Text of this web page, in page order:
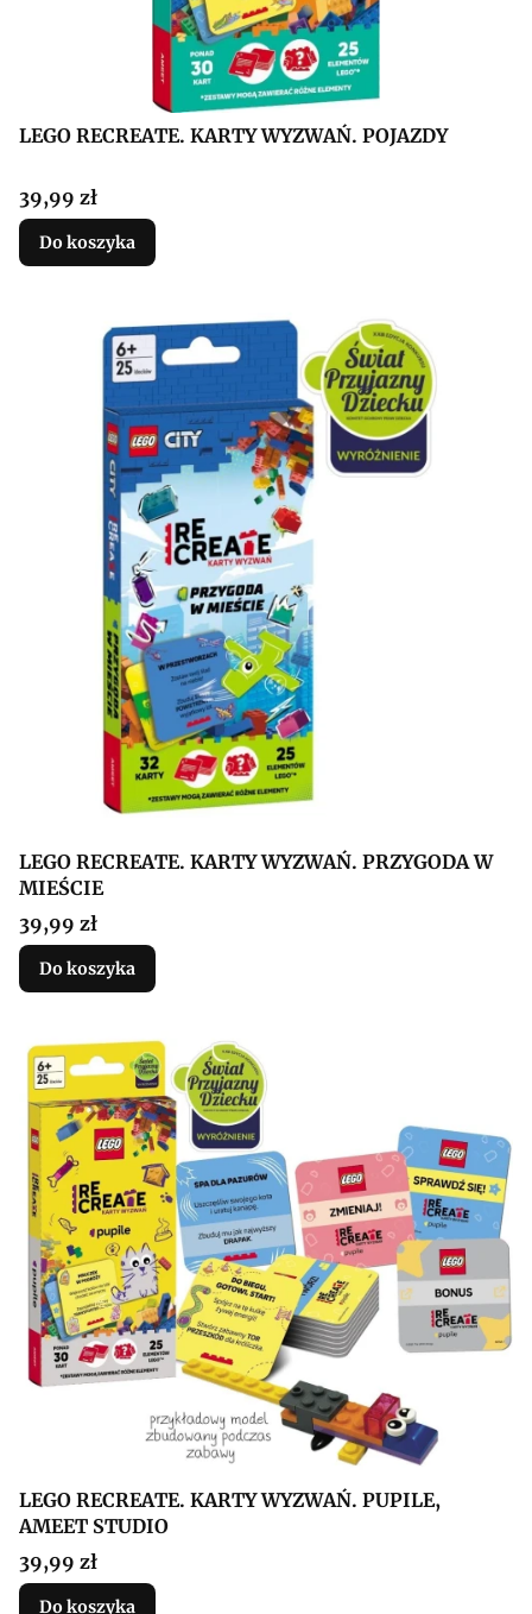
LEGO RECREATE. KARTY WYZWAŃ. POJAZDY
Cena
39,99 zł
Do koszyka
LEGO RECREATE. KARTY WYZWAŃ. PRZYGODA W
MIEŚCIE
Cena
39,99 zł
Do koszyka
LEGO RECREATE. KARTY WYZWAŃ. PUPILE,
AMEET STUDIO
Cena
39,99 zł
Do koszyka